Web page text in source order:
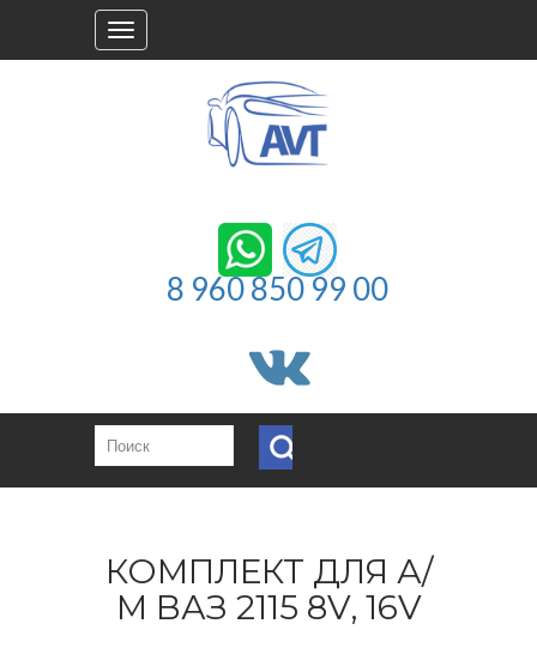
Toggle
navigation
8 960 850 99 00
КОМПЛЕКТ ДЛЯ А/
М ВАЗ 2115 8V, 16V